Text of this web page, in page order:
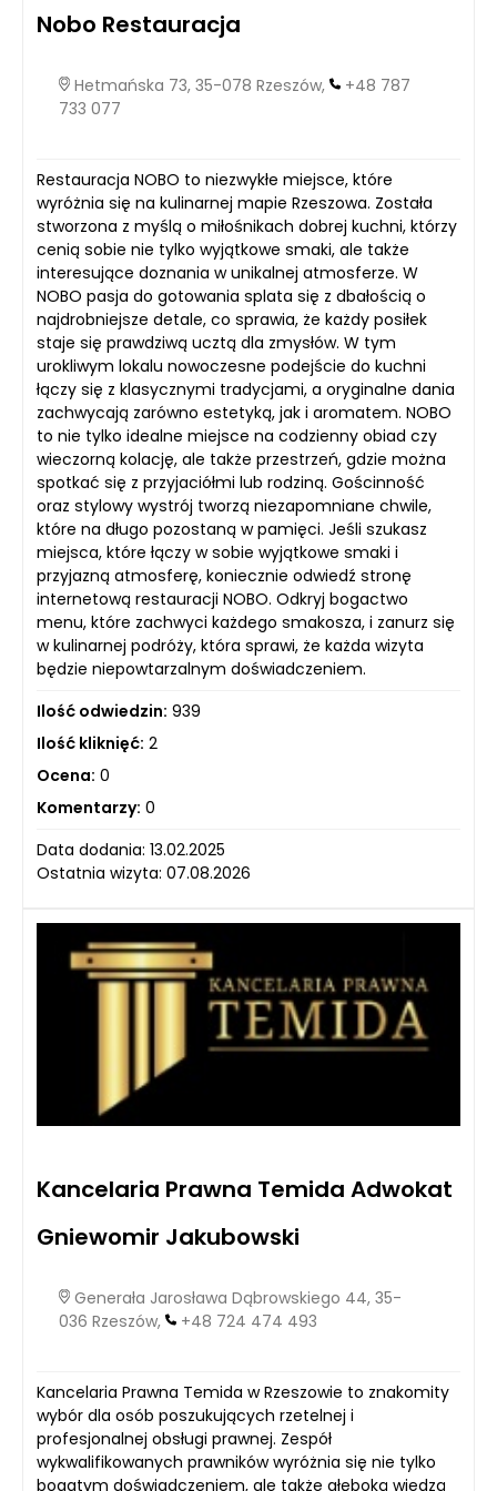
Nobo Restauracja
Hetmańska 73, 35-078 Rzeszów,
+48 787
733 077
Restauracja NOBO to niezwykłe miejsce, które
wyróżnia się na kulinarnej mapie Rzeszowa. Została
stworzona z myślą o miłośnikach dobrej kuchni, którzy
cenią sobie nie tylko wyjątkowe smaki, ale także
interesujące doznania w unikalnej atmosferze. W
NOBO pasja do gotowania splata się z dbałością o
najdrobniejsze detale, co sprawia, że każdy posiłek
staje się prawdziwą ucztą dla zmysłów. W tym
urokliwym lokalu nowoczesne podejście do kuchni
łączy się z klasycznymi tradycjami, a oryginalne dania
zachwycają zarówno estetyką, jak i aromatem. NOBO
to nie tylko idealne miejsce na codzienny obiad czy
wieczorną kolację, ale także przestrzeń, gdzie można
spotkać się z przyjaciółmi lub rodziną. Gościnność
oraz stylowy wystrój tworzą niezapomniane chwile,
które na długo pozostaną w pamięci. Jeśli szukasz
miejsca, które łączy w sobie wyjątkowe smaki i
przyjazną atmosferę, koniecznie odwiedź stronę
internetową restauracji NOBO. Odkryj bogactwo
menu, które zachwyci każdego smakosza, i zanurz się
w kulinarnej podróży, która sprawi, że każda wizyta
będzie niepowtarzalnym doświadczeniem.
Ilość odwiedzin: 939
Ilość kliknięć: 2
Ocena: 0
Komentarzy: 0
Data dodania: 13.02.2025
Ostatnia wizyta: 07.08.2026
Kancelaria Prawna Temida Adwokat
Gniewomir Jakubowski
Generała Jarosława Dąbrowskiego 44, 35-
036 Rzeszów,
+48 724 474 493
Kancelaria Prawna Temida w Rzeszowie to znakomity
wybór dla osób poszukujących rzetelnej i
profesjonalnej obsługi prawnej. Zespół
wykwalifikowanych prawników wyróżnia się nie tylko
bogatym doświadczeniem, ale także głęboką wiedzą